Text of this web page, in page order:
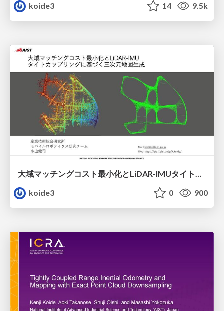
koide3
14 9.5k
大域マッチングコスト最小化とLiDAR-IMUタイトカップリングに基づく三次元地図生成 / GLIM @ Robotics symposia 2022
koide3
0 900